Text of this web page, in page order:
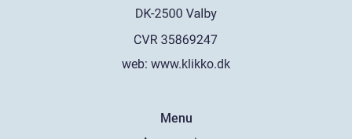
web: www.klikko.dk
Menu